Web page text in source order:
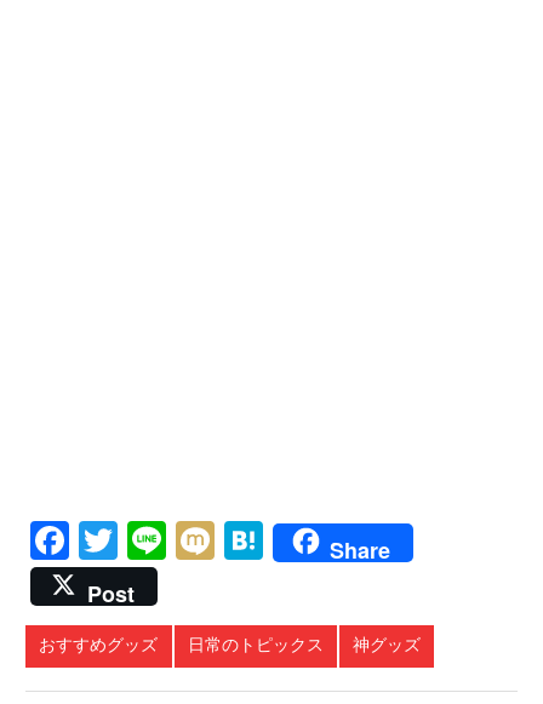
Facebook
TwitterLineMixiHatena
Share
Post
おすすめグッズ 日常のトピックス 神グッズ